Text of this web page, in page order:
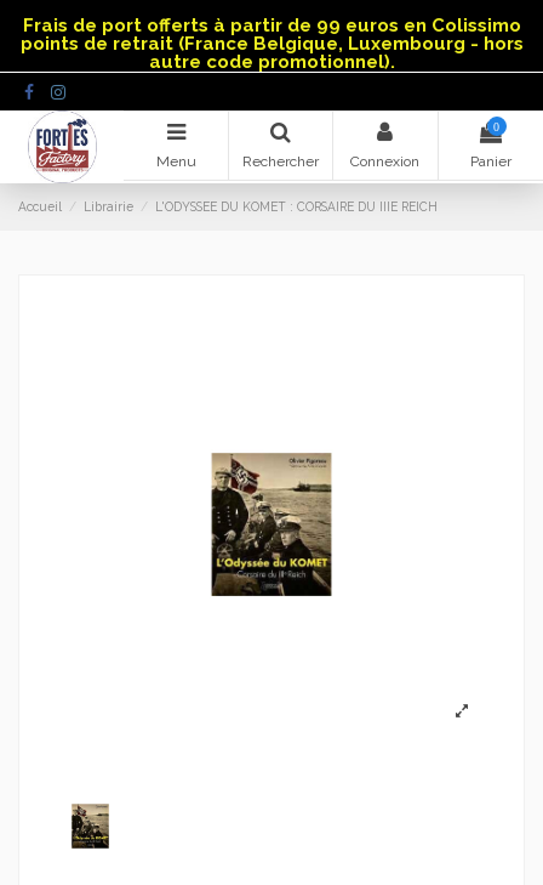
Frais de port offerts à partir de 99 euros en Colissimo
points de retrait (France Belgique, Luxembourg - hors
autre code promotionnel).
Menu Rechercher Connexion
0
Panier
Accueil Librairie L'ODYSSEE DU KOMET : CORSAIRE DU IIIE REICH